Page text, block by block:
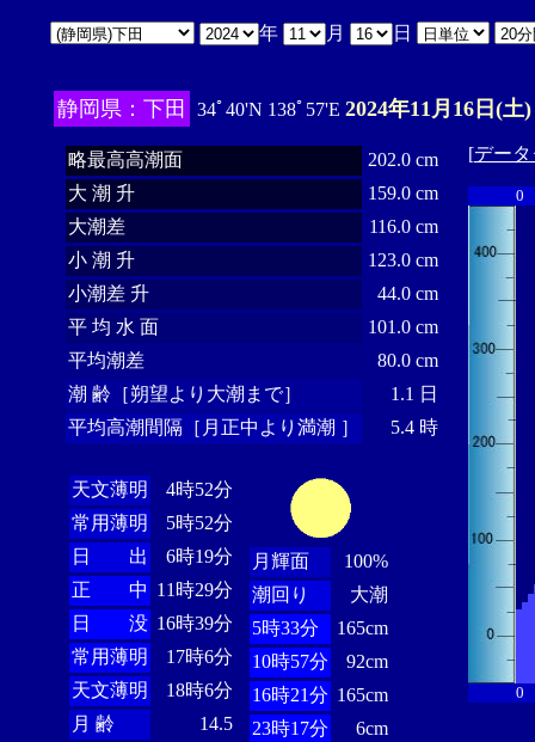
年 月 日
静岡県：下田 34ﾟ40'N 138ﾟ57'E 2024年11月16日(土)
略最高高潮面
202.0 cm
大 潮 升
159.0 cm
大潮差
116.0 cm
小 潮 升
123.0 cm
小潮差 升
44.0 cm
平 均 水 面
101.0 cm
平均潮差
80.0 cm
潮 齢［朔望より大潮まで］
1.1 日
平均高潮間隔［月正中より満潮 ］
5.4 時
天文薄明
4時52分
常用薄明
5時52分
日 出
6時19分
正 中 11時29分
日 没 16時39分
常用薄明
17時6分
天文薄明
18時6分
月 齢
14.5
月輝面
100%
潮回り
大潮
5時33分
165cm
10時57分
92cm
16時21分 165cm
23時17分
6cm
[デー
0
0